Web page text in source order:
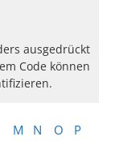
M N O
P
ausgedrückt
Code können